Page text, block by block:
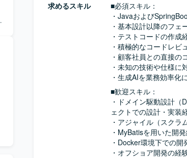
求めるスキル
■必須スキル：
・Javaおよび
・基本設計以降のフ
・テストコードの作成
・積極的なコードレビ
・顧客社員との直接
・未知の技術や仕様に
・生成AIを業務効率化
■歓迎スキル：
・ドメイン駆動設計
ェクトでの設計・実装
・アジャイル（スクラ
・MyBatisを用いた開
・Docker環境下での開
・オフショア開発の経